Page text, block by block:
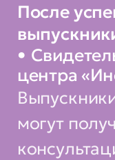
После
центра
могут